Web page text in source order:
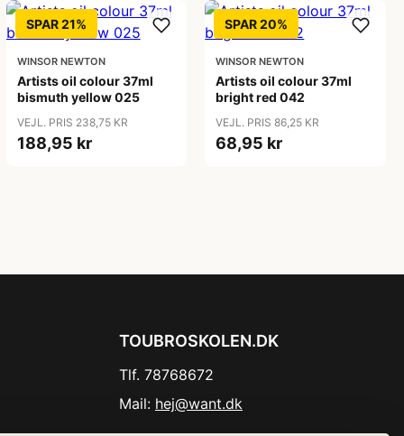
SPAR 21%
WINSOR NEWTON
Artists oil colour 37ml
bismuth yellow 025
VEJL. PRIS 238,75 KR
188,95 kr
SPAR 20%
WINSOR NEWTON
Artists oil colour 37ml
bright red 042
VEJL. PRIS 86,25 KR
68,95 kr
TOUBROSKOLEN.DK
Tlf. 78768672
Mail: hej@want.dk